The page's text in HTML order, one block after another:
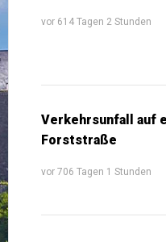
vor 614 Tagen 2 Stunden
Verkehrsunfall auf
Forststraße
vor 706 Tagen 1 Stunden